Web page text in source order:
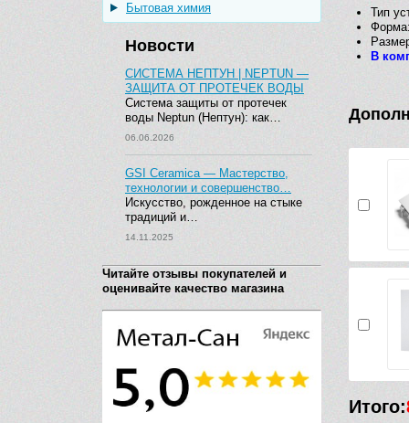
Бытовая химия
Новости
СИСТЕМА НЕПТУН | NEPTUN —
ЗАЩИТА ОТ ПРОТЕЧЕК ВОДЫ
Система защиты от протечек
воды Neptun (Нептун): как…
06.06.2026
GSI Ceramica — Мастерство,
технологии и совершенство…
Искусство, рожденное на стыке
традиций и…
14.11.2025
Читайте отзывы покупателей и
оценивайте качество магазина
Тип
В
Итого: